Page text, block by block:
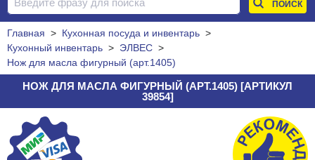
Главная > Кухонная посуда и инвентарь >
Кухонный инвентарь > ЭЛВЕС >
Нож для масла фигурный (арт.1405)
НОЖ ДЛЯ МАСЛА ФИГУРНЫЙ (АРТ.1405) [АРТИКУЛ
39854]